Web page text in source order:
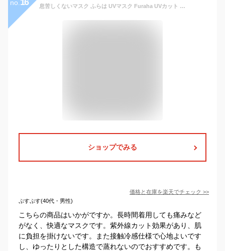
no. 息苦しくないマスク ふらは UVマスク Furaha UVカット 紫外線対策マスク マスク 立体マスク 布マスク 顔 洗えるマスク 耳ひも調節可能 通気性あり 紫外線対策グッズ 日本製 PEF VEF UPF50+ 防寒 防風 肌の乾燥対策 ホワイトビューティー
ショップでみる
価格と在庫を楽天でチェック >>
ぷすぷす(40代・男性)
こちらの商品はいかがですか。長時間着用しても痛みなど
がなく、快適なマスクです。紫外線カット効果があり、肌
に負担を掛けないです。また接触冷感仕様で心地よいです
し、ゆったりとした構造で蒸れないのでおすすめです。も